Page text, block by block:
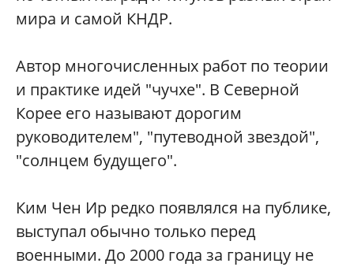
мира и самой КНДР.
Автор многочисленных работ по теории
и практике идей "чучхе". В Северной
Корее его называют дорогим
руководителем", "путеводной звездой",
"солнцем будущего".
Ким Чен Ир редко появлялся на публике,
выступал обычно только перед
военными. До 2000 года за границу не